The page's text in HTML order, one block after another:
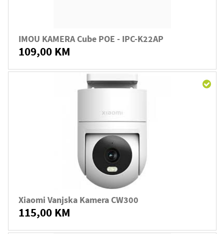
IMOU KAMERA Cube POE - IPC-K22AP
109,00 KM
Xiaomi Vanjska Kamera CW300
115,00 KM